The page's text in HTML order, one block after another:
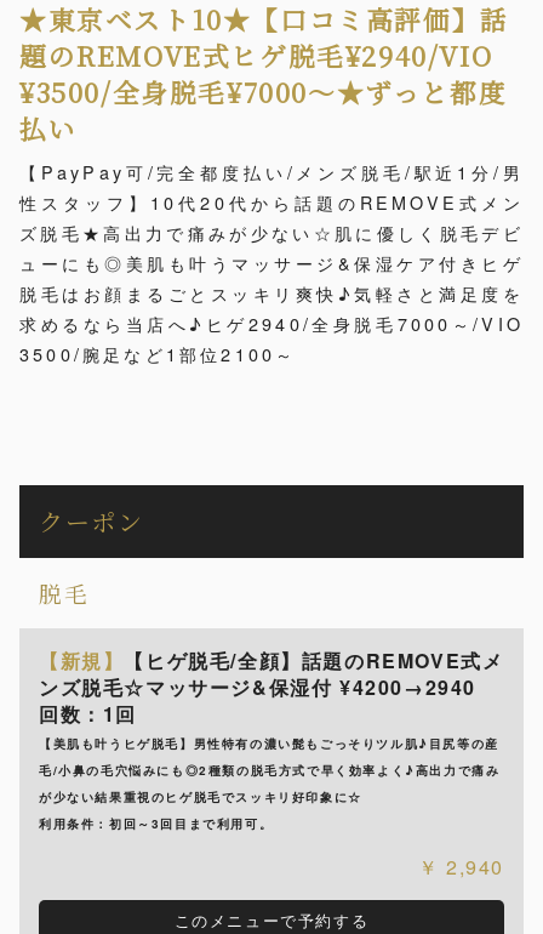
★東京ベスト10★【口コミ高評価】話
題のREMOVE式ヒゲ脱毛¥2940/VIO
¥3500/全身脱毛¥7000～★ずっと都度
払い
【PayPay可/完全都度払い/メンズ脱毛/駅近1分/男
性スタッフ】10代20代から話題のREMOVE式メン
ズ脱毛★高出力で痛みが少ない☆肌に優しく脱毛デビ
ューにも◎美肌も叶うマッサージ&保湿ケア付きヒゲ
脱毛はお顔まるごとスッキリ爽快♪気軽さと満足度を
求めるなら当店へ♪ヒゲ2940/全身脱毛7000～/VIO
3500/腕足など1部位2100～
クーポン
脱毛
【新規】
【ヒゲ脱毛/全顔】話題のREMOVE式メ
ンズ脱毛☆マッサージ&保湿付 ¥4200→2940
回数：1回
【美肌も叶うヒゲ脱毛】男性特有の濃い髭もごっそりツル肌♪目尻等の産
毛/小鼻の毛穴悩みにも◎2種類の脱毛方式で早く効率よく♪高出力で痛み
が少ない結果重視のヒゲ脱毛でスッキリ好印象に☆
利用条件：初回～3回目まで利用可。
2,940
このメニューで予約する